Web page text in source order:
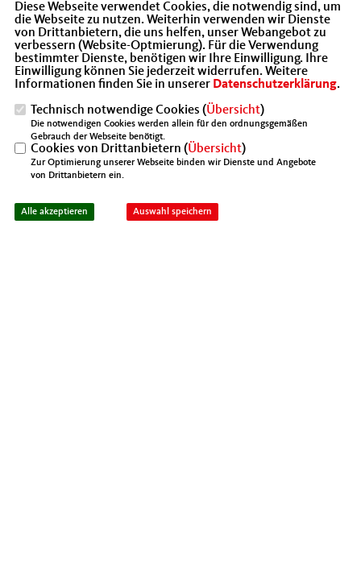
Diese Webseite verwendet Cookies, die notwendig sind, um
die Webseite zu nutzen. Weiterhin verwenden wir Dienste
von Drittanbietern, die uns helfen, unser Webangebot zu
verbessern (Website-Optmierung). Für die Verwendung
bestimmter Dienste, benötigen wir Ihre Einwilligung. Ihre
Einwilligung können Sie jederzeit widerrufen. Weitere
Informationen finden Sie in unserer Datenschutzerklärung.
Technisch notwendige Cookies (Übersicht)
Die notwendigen Cookies werden allein für den ordnungsgemäßen
Gebrauch der Webseite benötigt.
Cookies von Drittanbietern (Übersicht)
Zur Optimierung unserer Webseite binden wir Dienste und Angebote
von Drittanbietern ein.
Alle akzeptieren Auswahl speichern